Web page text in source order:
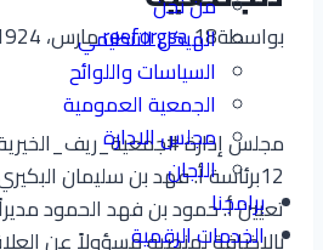
الهيكل التنظيمي
السياسات واللوائح
الجمعية العمومية
مجلس الادارة
اللجان
برامجنا
الخدمات الرقمية
بواسطة reeforgsa18 مارس، 2019 24 نوفمبر، 2022
مجلس إدارة
12برئاسة أ. فهد بن سليمان البكيري يقرر :
تعيين أ. حمود بن فهد الحمود
بالإضافة لمنصبه مسؤولاً عن